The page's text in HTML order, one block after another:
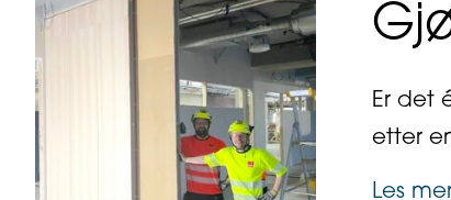
Er det
etter
Les